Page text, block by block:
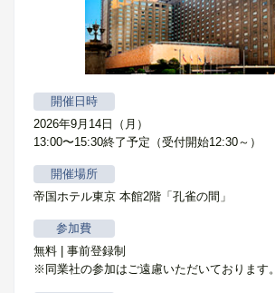
開催日時
2026年9月14日（月）
13:00〜15:30終了予定（受付開始12:30～）
開催場所
帝国ホテル東京 本館2階「孔雀の間」
参加費
無料 | 事前登録制
※同業社の参加はご遠慮いただいております。